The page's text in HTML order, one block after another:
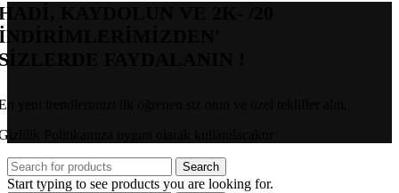
KAYDOLUN VE 2K- /20
FAYDALANIN !
yeni trendlerimizi ilk öğrenen siz olun ve özel teklifler alın.
Politikamıza uygun olarak kullanılacaktır
Search
Start typing to see products you are looking for.